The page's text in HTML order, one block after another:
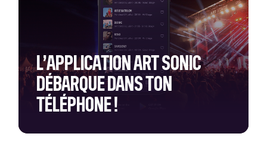
L’APPLICATION ART SONIC
DÉBARQUE DANS TON
TÉLÉPHONE !